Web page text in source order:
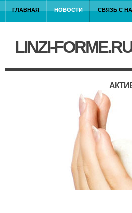
ГЛАВНАЯ НОВОСТИ СВЯЗЬ С
LINZI-